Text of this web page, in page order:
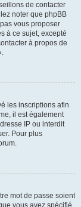
de contacter
noter que phpBB
vous proposer
à ce sujet, excepté
à propos de
les inscriptions afin
il est également
IP ou interdit
Pour plus
mot de passe soient
vous avez spécifié